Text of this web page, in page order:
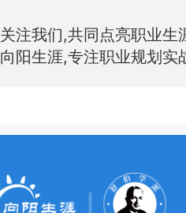
关注我们,共同点亮职业生
向阳生涯,专注职业规划实